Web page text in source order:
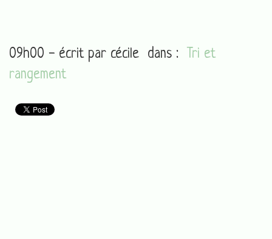
09h00 - écrit par cécile dans :
Tri et
rangement